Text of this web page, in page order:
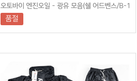
오토바이 엔진오일 - 광유 모음(쉘 어드벤스/B-1
순정오일)
품절